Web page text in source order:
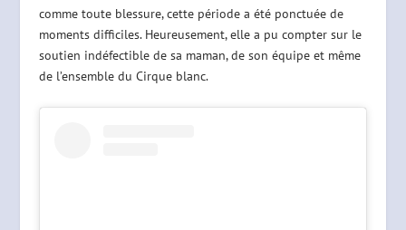
comme toute blessure, cette période a été ponctuée de
moments difficiles. Heureusement, elle a pu compter sur le
soutien indéfectible de sa maman, de son équipe et même
de l’ensemble du Cirque blanc.